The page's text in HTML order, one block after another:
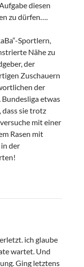
diesen
zu dürfen….
Sportlern,
Nähe zu
der
Zuschauern
der
etwas
dass sie trotz
mit einer
Rasen mit
der
ich glaube
wartet. Und
Ging letztens